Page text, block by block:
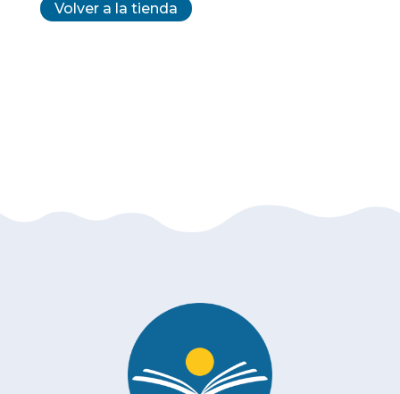
Volver a la tienda